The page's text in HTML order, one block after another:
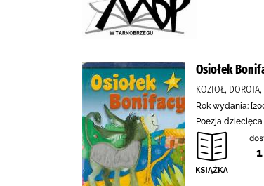
Osiołek
KOZIOŁ,
Rok wydania:
Poezja dziecięca